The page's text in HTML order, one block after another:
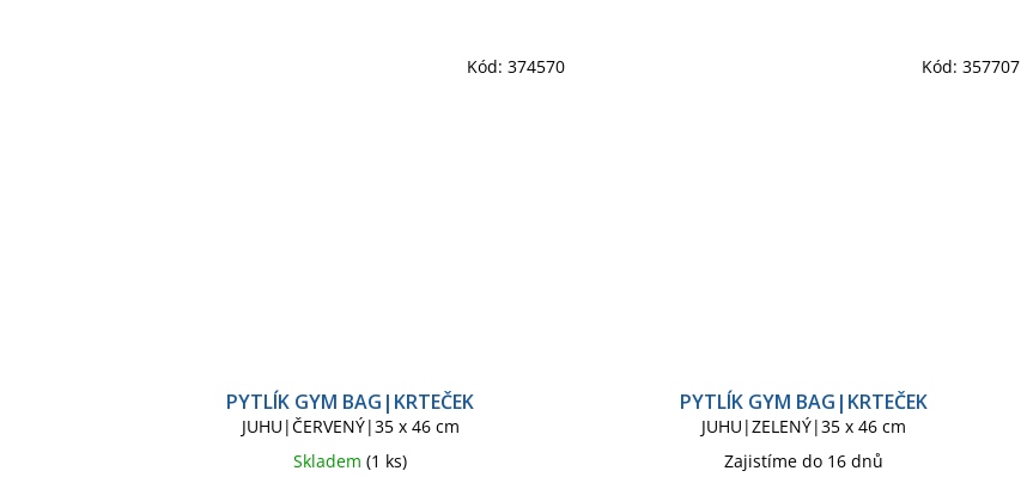
PYTLÍK GYM BAG|KRTEČEK
JUHU|ČERVENÝ|35 x 46 cm
Skladem(1 ks)
Kód:374570
PYTLÍK GYM BAG|KRTEČEK
JUHU|ZELENÝ|35 x 46 cm
Zajistíme do 16 dnů
Kód: 357707